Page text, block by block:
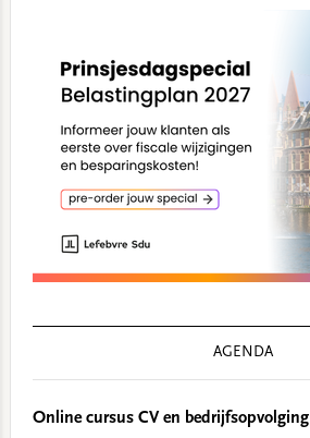
AGENDA
Online cursus CV en bedrijfsopvolging